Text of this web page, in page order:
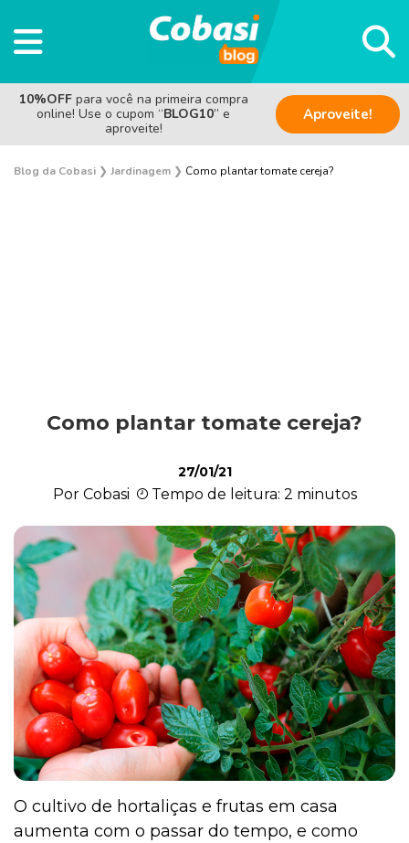
10%OFF para você na primeira compra
online! Use o cupom “BLOG10” e
aproveite!
Aproveite!
Blog da Cobasi ❯ Jardinagem ❯ Como plantar tomate cereja?
Cultivo e Manutenção
Cachorro
Gato
Outros Pets
Casa & Piscina
Jardinagem
Como plantar tomate cereja?
27/01/21
Por Cobasi Tempo de leitura: 2 minutos
O cultivo de hortaliças e frutas em casa
aumenta com o passar do tempo, e como